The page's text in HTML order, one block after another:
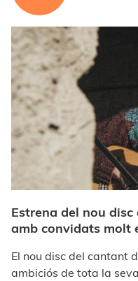
Estrena del nou
amb convidats molt
El nou disc del cantant
ambiciós de tota la